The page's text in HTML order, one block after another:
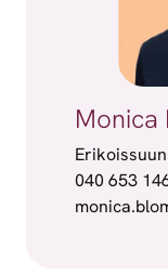
Monica
040 653